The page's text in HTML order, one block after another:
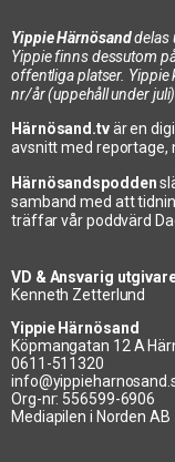
Yippie Härnösanddelas
Yippie finns dessutom
offentliga platser. Yippie
nr/år (uppehåll under
Härnösand.tvär en
avsnitt med reportage,
Härnösandspodden
samband med att
träffar vår poddvärd
VD & Ansvarig
Kenneth Zetterlund
Yippie Härnösand
Köpmangatan 12 A
0611-511320
Org-nr: 556599-6906
Mediapilen i Norden AB